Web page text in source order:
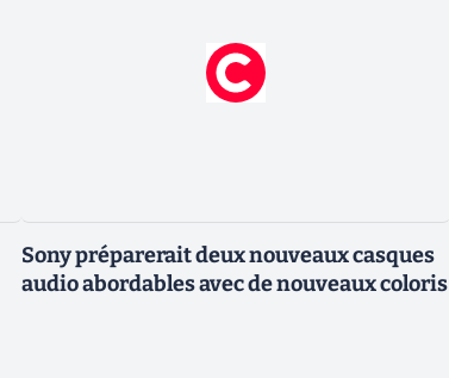
Sony préparerait deux nouveaux casques
audio abordables avec de nouveaux coloris